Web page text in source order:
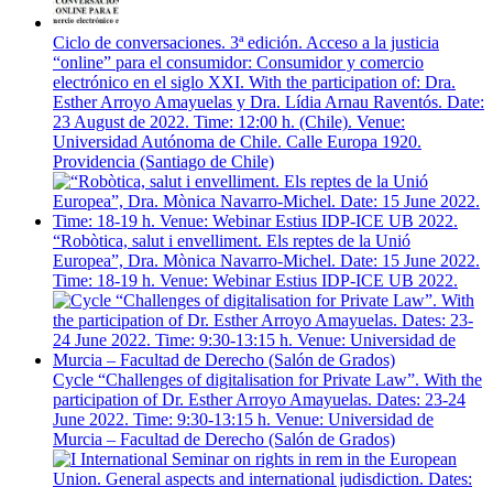
Ciclo de conversaciones. 3ª edición. Acceso a la justicia
“online” para el consumidor: Consumidor y comercio
electrónico en el siglo XXI. With the participation of: Dra.
Esther Arroyo Amayuelas y Dra. Lídia Arnau Raventós. Date:
23 August de 2022. Time: 12:00 h. (Chile). Venue:
Universidad Autónoma de Chile. Calle Europa 1920.
Providencia (Santiago de Chile)
“Robòtica, salut i envelliment. Els reptes de la Unió
Europea”, Dra. Mònica Navarro-Michel. Date: 15 June 2022.
Time: 18-19 h. Venue: Webinar Estius IDP-ICE UB 2022.
Cycle “Challenges of digitalisation for Private Law”. With the
participation of Dr. Esther Arroyo Amayuelas. Dates: 23-24
June 2022. Time: 9:30-13:15 h. Venue: Universidad de
Murcia – Facultad de Derecho (Salón de Grados)